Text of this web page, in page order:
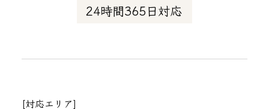
24時間365日対応
[対応エリア]